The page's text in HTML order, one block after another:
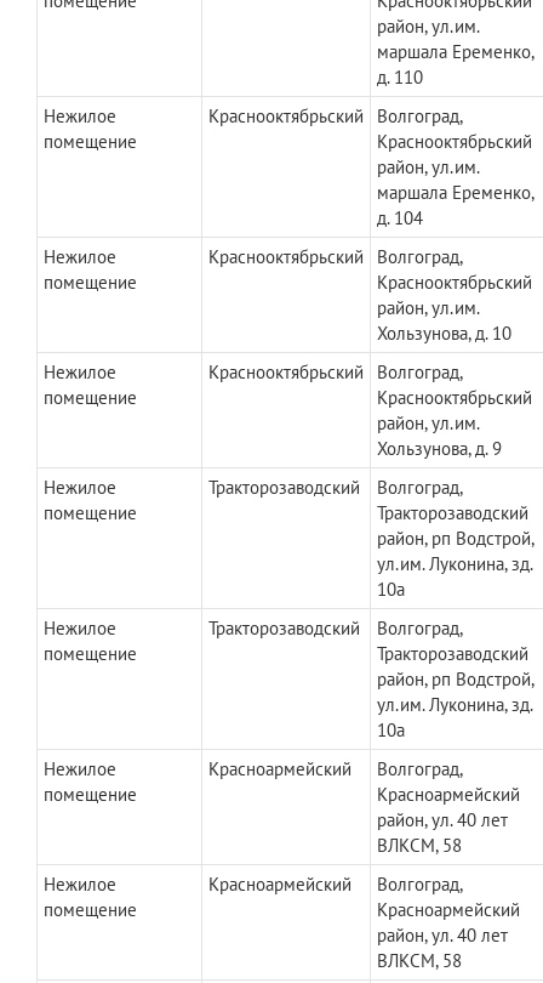
район, ул.им.
маршала Еременко,
д. 110
Нежилое
помещение
Краснооктябрьский
Волгоград,
Краснооктябрьский
район, ул.им.
маршала Еременко,
д. 104
Нежилое
помещение
Краснооктябрьский
Волгоград,
Краснооктябрьский
район, ул.им.
Хользунова, д. 10
Нежилое
помещение
Краснооктябрьский
Волгоград,
Краснооктябрьский
район, ул.им.
Хользунова, д. 9
Нежилое
помещение
Тракторозаводский
Волгоград,
Тракторозаводский
район, рп Водстрой,
ул.им. Луконина, зд.
10а
Нежилое
помещение
Тракторозаводский
Волгоград,
Тракторозаводский
район, рп Водстрой,
ул.им. Луконина, зд.
10а
Нежилое
помещение
Красноармейский
Волгоград,
Красноармейский
район, ул. 40 лет
ВЛКСМ, 58
Нежилое
помещение
Красноармейский
Волгоград,
Красноармейский
район, ул. 40 лет
ВЛКСМ, 58